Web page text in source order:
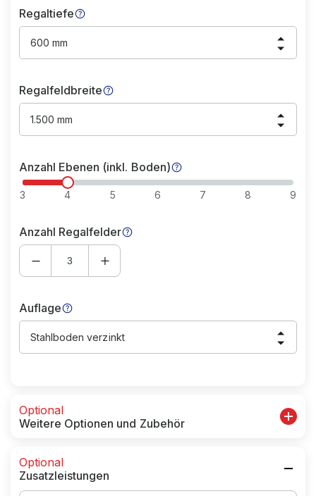
Regaltiefe
600 mm
Regalfeldbreite
1.500 mm
Anzahl Ebenen (inkl. Boden)
3 4 5 6 7 8 9
Anzahl Regalfelder
Auflage
Stahlboden verzinkt
Optional
Weitere Optionen und Zubehör
Optional
Zusatzleistungen